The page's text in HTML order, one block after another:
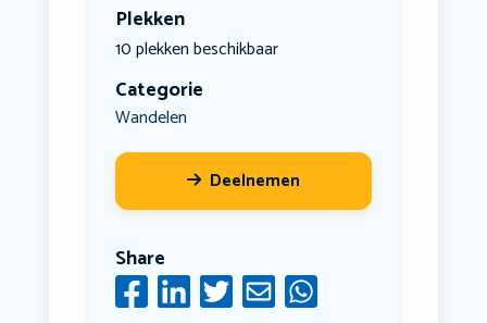
Plekken
10 plekken beschikbaar
Categorie
Wandelen
Deelnemen
Share